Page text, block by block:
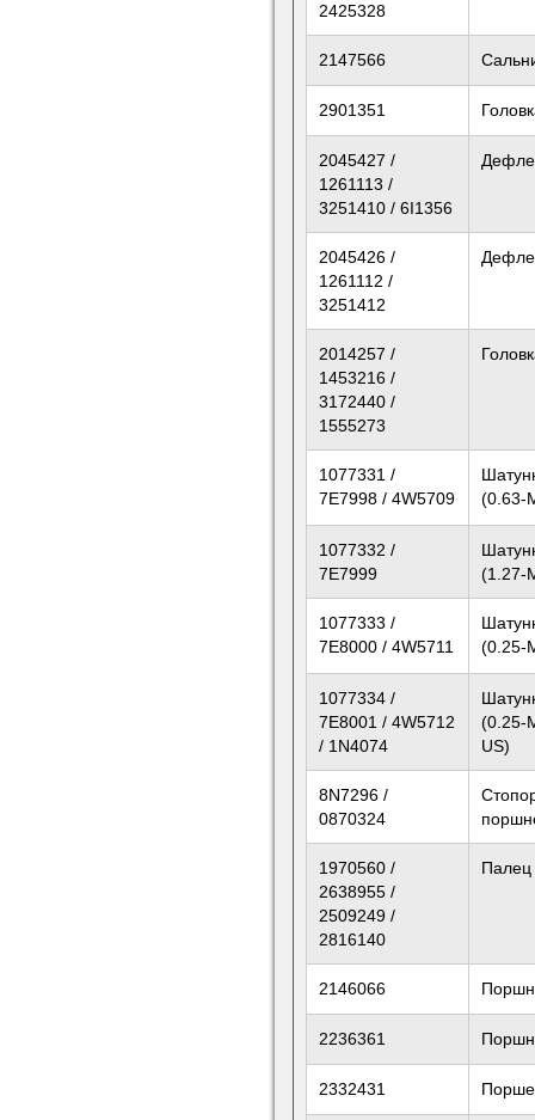
2425328
2147566
2901351
2045427 /
1261113 /
3251410 / 6I1356
2045426 /
1261112 /
3251412
2014257 /
1453216 /
3172440 /
1555273
1077331 /
7E7998 / 4W5709
(0.63-
1077332 /
7E7999
(1.27-
1077333 /
7E8000 / 4W5711
(0.25-
1077334 /
7E8001 / 4W5712
/ 1N4074
(0.25-
US)
8N7296 /
0870324
1970560 /
2638955 /
2509249 /
2816140
2146066
2236361
2332431